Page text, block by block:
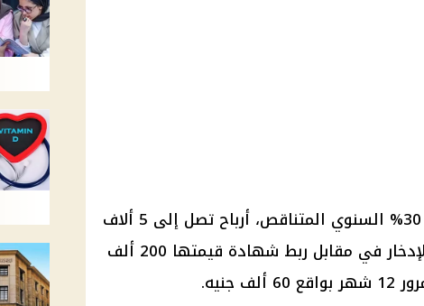
أرباح
تصل إلى 5 ألاف
في مقابل ربط شهادة
قيمتها 200 ألف
جنيه.